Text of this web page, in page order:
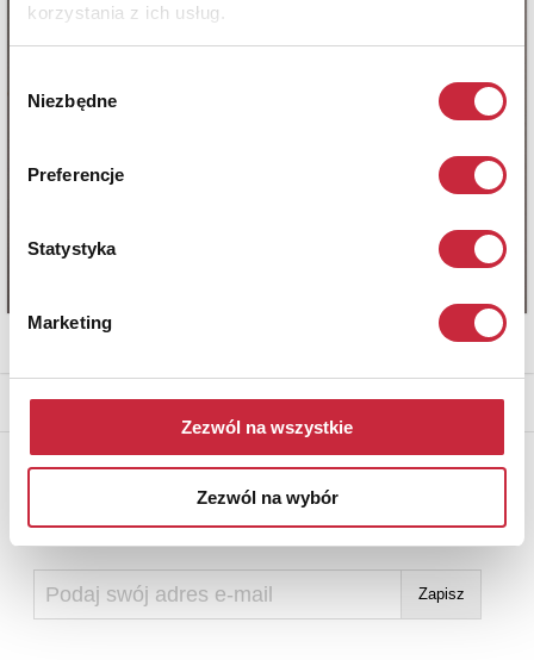
korzystania z ich usług.
zgody
Niezbędne
Preferencje
Statystyka
Marketing
Zezwól na wszystkie
Zezwól na wybór
* - podlega opłacie DdS (patrz regulamin)
Newsletter
Aby otrzymywać informacje o nowych aukcjach, prosimy podać
adres e-mail